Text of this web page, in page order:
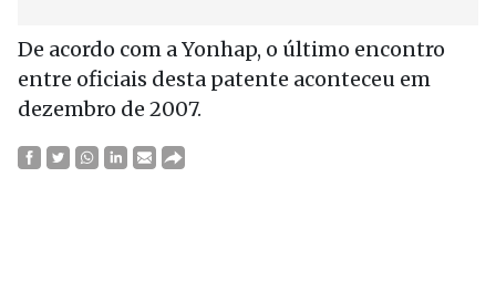
De acordo com a Yonhap, o último encontro
entre oficiais desta patente aconteceu em
dezembro de 2007.